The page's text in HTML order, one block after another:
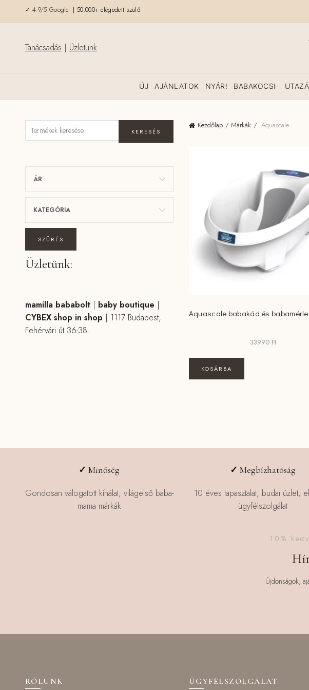
✓ 4.9/5 Google | 50.000+ elégedett szülő
Tanácsadás | Üzletünk
ÚJ AJÁNLATOK NYÁR! BABAKOCSI
Kezdőlap Márkák Aquascale
Aquascale babakád és
33990 Ft
KOSÁRBA
KERESÉS
ÁR
KATEGÓRIA
SZŰRÉS
Üzletünk:
mamilla bababolt| baby boutique |
CYBEX shop in shop | 1117 Budapest,
Fehérvári út 36-38.
✓Minőség
Gondosan válogatott kínálat, világelső baba-
mama márkák
✓Megbízhatóság
10 éves tapasztalat, budai üzlet,
ügyfélszolgálat
10%
Újdonságok,
RÓLUNK ÜGYFÉLSZOLGÁLAT